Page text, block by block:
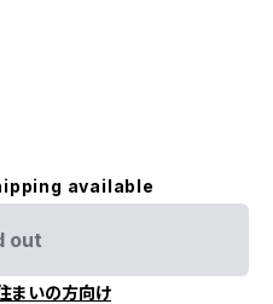
available
out
まいの方向け